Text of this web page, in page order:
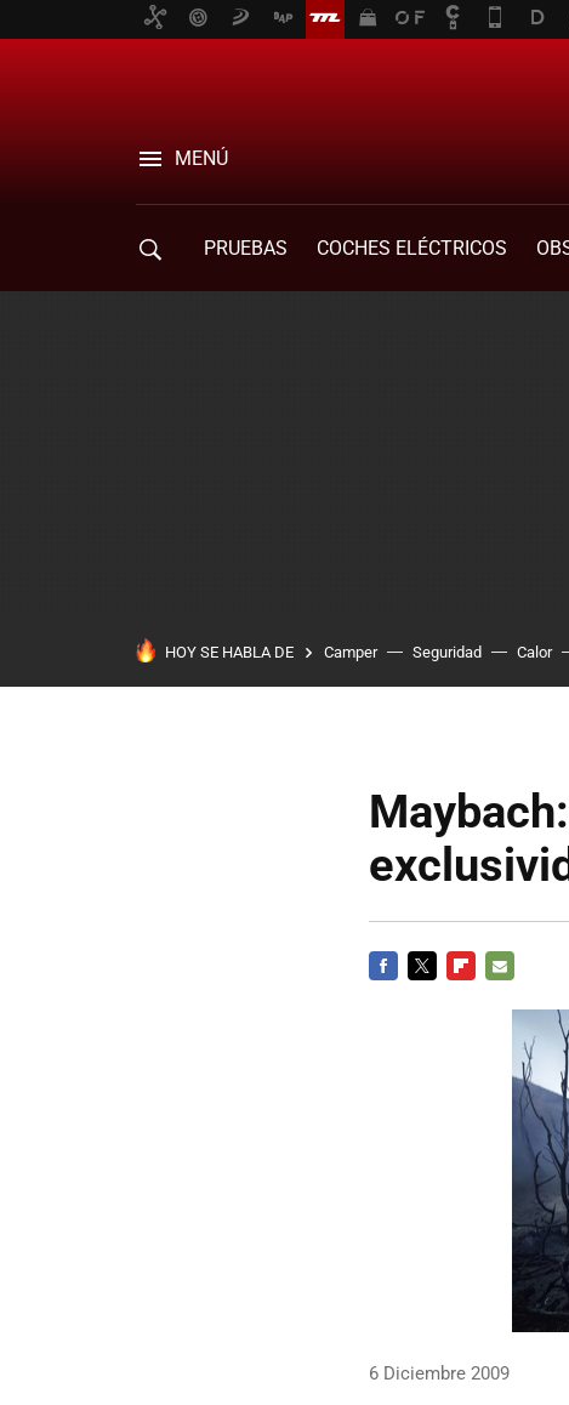
MENÚ
PRUEBAS COCHES ELÉCTRICOS
HOY SE HABLA DE Camper Seguridad Calor
6 Diciembre 2009